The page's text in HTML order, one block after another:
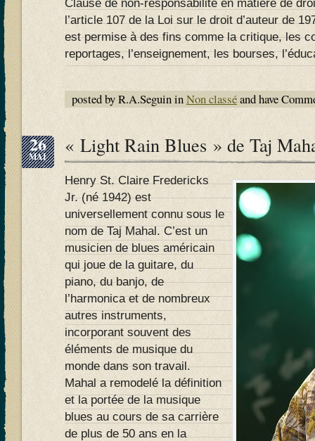
Clause de non-responsabilité en matière de
l’article 107 de la Loi sur le droit d’auteur de
est permise à des fins comme la critique, les
reportages, l’enseignement, les bourses,
posted by R.A.Seguin inNon classéand have
26
MAI « Light Rain Blues » de Taj
Henry St. Claire Fredericks
Jr. (né 1942) est
universellement connu sous le
nom de Taj Mahal. C’est un
musicien de blues américain
qui joue de la guitare, du
piano, du banjo, de
l’harmonica et de nombreux
autres instruments,
incorporant souvent des
éléments de musique du
monde dans son travail.
Mahal a remodelé la définition
et la portée de la musique
blues au cours de sa carrière
de plus de 50 ans en la